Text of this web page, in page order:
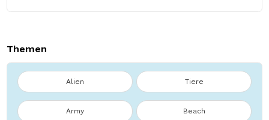
Themen
Alien Tiere
Army Beach